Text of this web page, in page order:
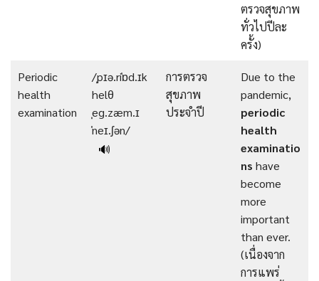
ตรวจสุขภาพ
ทั่วไปปีละ
ครั้ง)
Periodic
health
examination
/ˌpɪə.riˈɒd.ɪk
helθ
ˌeg.zæm.ɪ
ˈneɪ.ʃən/
🔊
การตรวจ
สุขภาพ
ประจำปี
Due to the
pandemic,
periodic
health
examinatio
ns have
become
more
important
than ever.
(เนื่องจาก
การแพร่